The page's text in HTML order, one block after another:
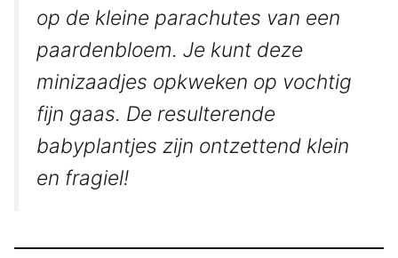
op de kleine parachutes van een
paardenbloem. Je kunt deze
minizaadjes opkweken op vochtig
fijn gaas. De resulterende
babyplantjes zijn ontzettend klein
en fragiel!